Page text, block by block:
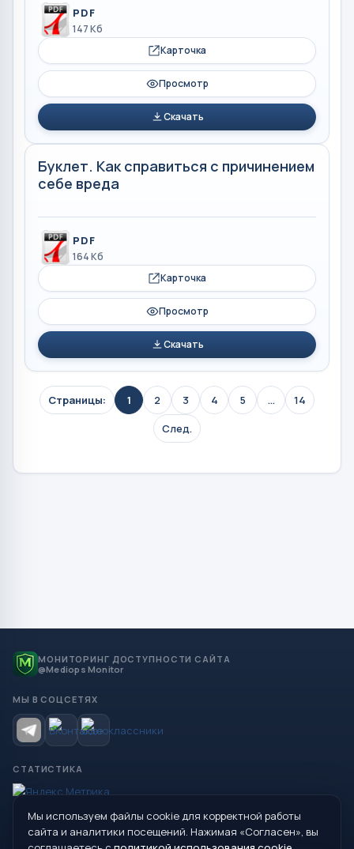
PDF
147 Кб
Карточка
Просмотр
Скачать
Буклет. Как справиться с причинением
себе вреда
PDF
164 Кб
Карточка
Просмотр
Скачать
Страницы: 1 2 3 4 5 ...
14
След.
МОНИТОРИНГ ДОСТУПНОСТИ САЙТА
@Mediops Monitor
МЫ В СОЦСЕТЯХ
СТАТИСТИКА
© 2026 Управление образования Администрации МО
Сухой Лог
Мы используем файлы cookie для корректной работы
сайта и аналитики посещений. Нажимая «Согласен», вы